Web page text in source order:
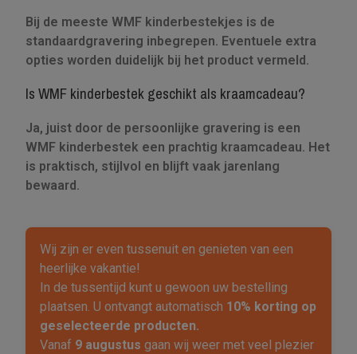
Bij de meeste WMF kinderbestekjes is de
standaardgravering inbegrepen. Eventuele extra
opties worden duidelijk bij het product vermeld.
Is WMF kinderbestek geschikt als kraamcadeau?
Ja, juist door de persoonlijke gravering is een
WMF kinderbestek een prachtig kraamcadeau. Het
is praktisch, stijlvol en blijft vaak jarenlang
bewaard.
Wij zijn er even tussenuit en genieten van een
heerlijke vakantie!
In de tussentijd kunt u gewoon uw bestelling
plaatsen. U ontvangt automatisch 10% korting op
geselecteerde producten.
Vanaf 9 augustus gaan wij weer met veel plezier